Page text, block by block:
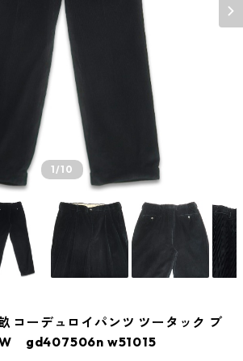
1/10
コーデュロイパンツ ツータック ブ
gd407506n w51015